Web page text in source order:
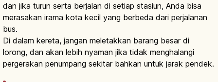
dan jika turun serta berjalan di setiap stasiun, Anda bisa
merasakan irama kota kecil yang berbeda dari perjalanan
bus.
Di dalam kereta, jangan meletakkan barang besar di
lorong, dan akan lebih nyaman jika tidak menghalangi
pergerakan penumpang sekitar bahkan untuk jarak pendek.